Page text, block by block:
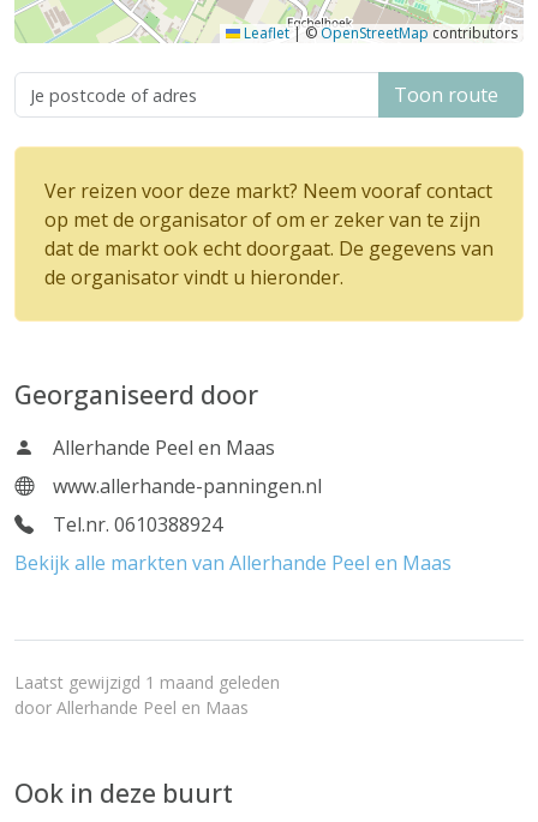
Leaflet |©OpenStreetMap contributors
Toon route
Ver reizen voor deze markt? Neem vooraf contact
op met de organisator of om er zeker van te zijn
dat de markt ook echt doorgaat. De gegevens van
de organisator vindt u hieronder.
Georganiseerd door
Allerhande Peel en Maas
www.allerhande-panningen.nl
Tel.nr. 0610388924
Bekijk alle markten van Allerhande Peel en Maas
Laatst gewijzigd 1 maand geleden
door Allerhande Peel en Maas
Ook in deze buurt